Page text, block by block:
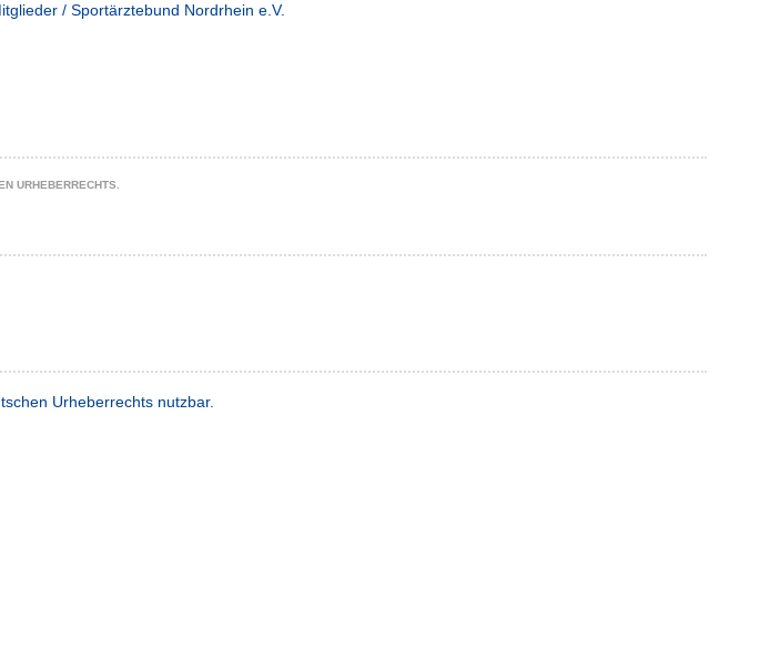
/ Sportärztebund Nordrhein e.V.
URHEBERRECHTS.
Urheberrechts nutzbar.